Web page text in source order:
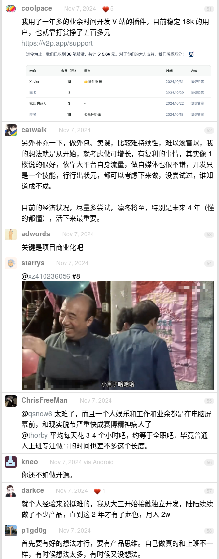
51
coolpace Nov 7, 2024 5
我用了一年多的业余时间开发 V 站的插件，目前稳定 18k 的用
户，也就靠打赏挣了五百多元
https://v2p.app/support
52
catwalk Nov 7, 2024
另外补充一下，做外包、卖课，比较难持续性，难以滚雪球，我
的想法就是从开始，就考虑做可增长，有复利的事情，其实像 1
楼说的很好，依靠大平台自身流量，做自媒体也很不错，开发只
是一个技能，行行出状元，都可以考虑下来做，没尝试过，谁知
道成不成。
目前的经济状况，尽量多尝试，凛冬将至，特别是未来 4 年（懂
的都懂），活下来最重要。
53
adwords Nov 7, 2024
关键是项目商业化吧
54
starrys Nov 7, 2024
@xz410236056 #8
55
ChrisFreeMan Nov 7, 2024
@qsnow6 太难了，而且一个人娱乐和工作和业余都是在电脑屏
幕前，和现实脱节严重快成赛博精神病人了
@thorby 平均每天花 3-4 个小时吧，约等于全职吧，毕竟普通
人上班专注做事的时间也差不多这个长度。
56
kneo Nov 7, 2024 via Android
你还不如做开源。
57
darkce Nov 7, 2024 1
就个人经验来说挺难的，我从大三开始接触独立开发，陆陆续续
做了不少产品，直到这 2 年才有了起色，月入 2w
58
p1gd0g Nov 7, 2024
首先要有好的想法才行，要有产品思维。自己做真的和上班不一
样，有时候想法太多，有时候又没想法。